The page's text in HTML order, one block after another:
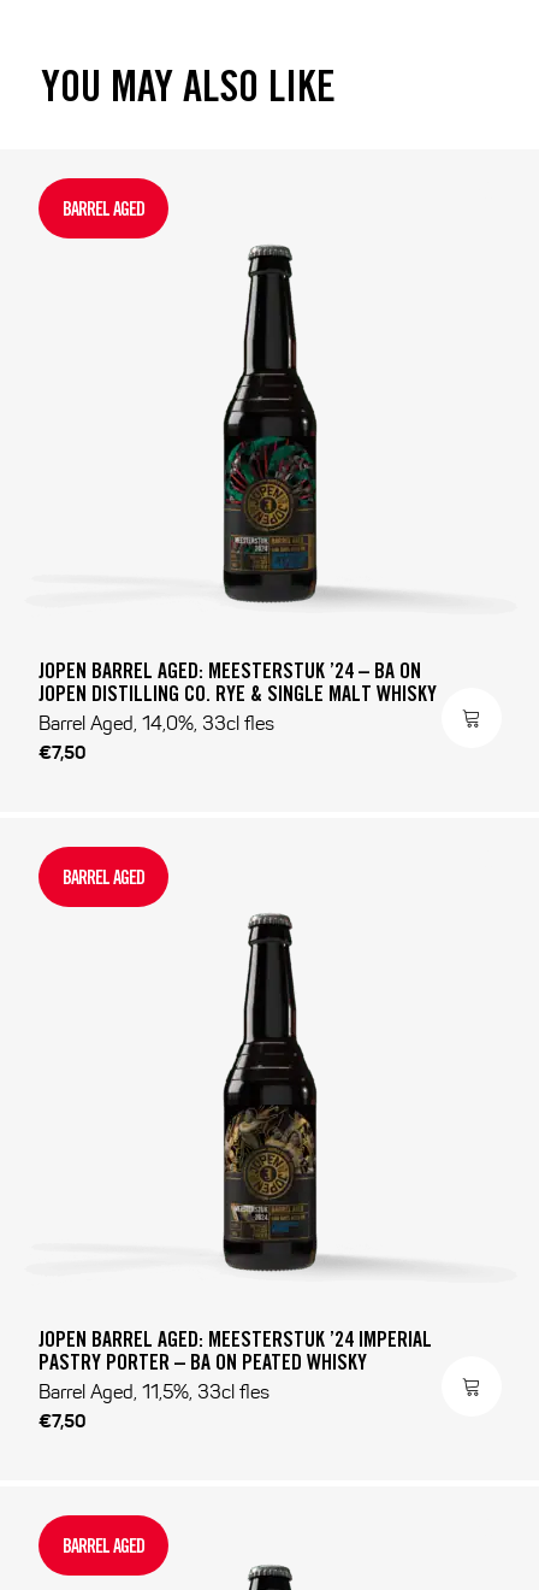
YOU MAY ALSO LIKE
BARREL AGED
JOPEN BARREL AGED: MEESTERSTUK ’24 – BA ON
JOPEN DISTILLING CO. RYE & SINGLE MALT WHISKY
Barrel Aged, 14,0%, 33cl fles
€7,50
BARREL AGED
JOPEN BARREL AGED: MEESTERSTUK ’24 IMPERIAL
PASTRY PORTER – BA ON PEATED WHISKY
Barrel Aged, 11,5%, 33cl fles
€7,50
BARREL AGED